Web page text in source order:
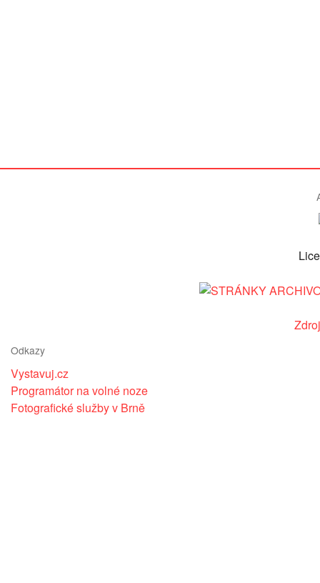
Odkazy
Vystavuj.cz
Programátor na volné noze
Fotografické služby v Brně